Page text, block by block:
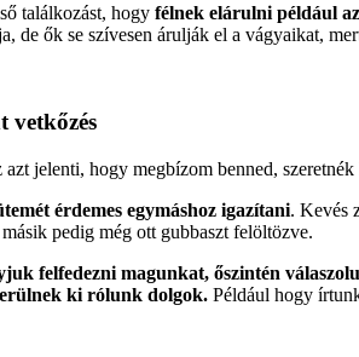
találkozást, hogy félnek elárulni például
de ők se szívesen árulják el a vágyaikat,
vetkőzés
jelenti, hogy megbízom benned,
érdemes egymáshoz igazítani. Kevés
pedig még ott gubbaszt felöltözve.
felfedezni magunkat, őszintén
ki rólunk dolgok. Például hogy